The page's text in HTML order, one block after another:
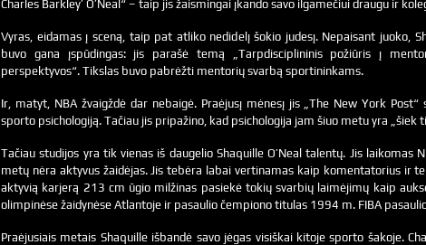
Charles Barkley’ O’Neal“ – taip jis žaismingai įkando savo ilgamečiui draugu ir
Vyras, eidamas į sceną, taip pat atliko nedidelį šokio judesį. Nepaisant juoko,
buvo gana įspūdingas: jis parašė temą „Tarpdisciplininis požiūris į
perspektyvos“. Tikslas buvo pabrėžti mentorių svarbą sportininkams.
Ir, matyt, NBA žvaigždė dar nebaigė. Praėjusį mėnesį jis „The New York
sporto psichologiją. Tačiau jis pripažino, kad psichologija jam šiuo metu yra „šiek
Tačiau studijos yra tik vienas iš daugelio Shaquille O’Neal talentų. Jis laikomas
metų nėra aktyvus žaidėjas. Jis tebėra labai vertinamas kaip komentatorius ir
aktyvią karjerą 213 cm ūgio milžinas pasiekė tokių svarbių laimėjimų kaip
olimpinėse žaidynėse Atlantoje ir pasaulio čempiono titulas 1994 m. FIBA
Praėjusiais metais Shaquille išbandė savo jėgas visiškai kitoje sporto šakoje.